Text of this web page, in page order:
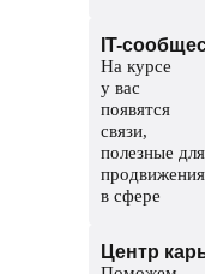
Помогут
проверят
о
вопросы,
обучение
IT-
На курсе
у вас
появятся
связи,
полезные для
продвижения
в сфере
с
Центр